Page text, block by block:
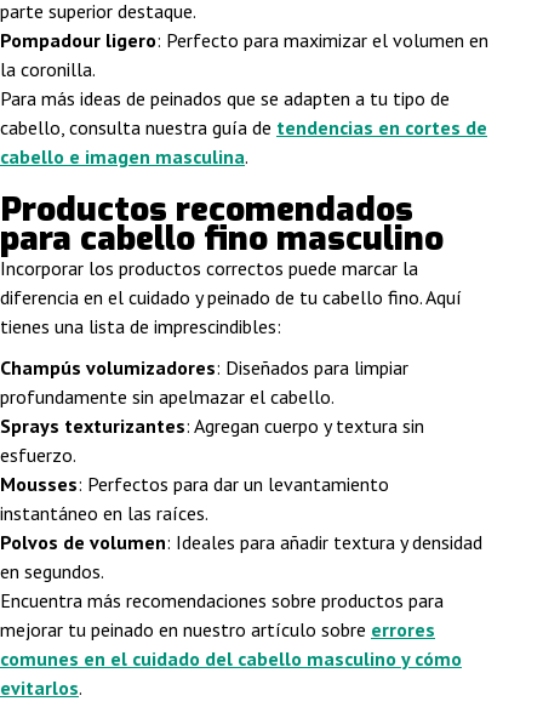
parte superior destaque.
Pompadour ligero: Perfecto para maximizar el volumen en
la coronilla.
Para más ideas de peinados que se adapten a tu tipo de
cabello, consulta nuestra guía de tendencias en cortes de
cabello e imagen masculina.
Productos recomendados
para cabello fino masculino
Incorporar los productos correctos puede marcar la
diferencia en el cuidado y peinado de tu cabello fino. Aquí
tienes una lista de imprescindibles:
Champús volumizadores: Diseñados para limpiar
profundamente sin apelmazar el cabello.
Sprays texturizantes: Agregan cuerpo y textura sin
esfuerzo.
Mousses: Perfectos para dar un levantamiento
instantáneo en las raíces.
Polvos de volumen: Ideales para añadir textura y densidad
en segundos.
Encuentra más recomendaciones sobre productos para
mejorar tu peinado en nuestro artículo sobre errores
comunes en el cuidado del cabello masculino y cómo
evitarlos.